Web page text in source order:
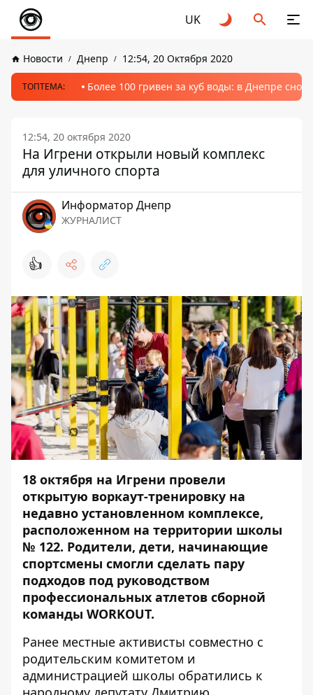
UK
Новости Днепр 12:54, 20 Октября 2020
ТОПТЕМА: Более 100 гривен за куб воды: в Днепре
12:54, 20 октября 2020
На Игрени открыли новый комплекс
для уличного спорта
Информатор Днепр
ЖУРНАЛИСТ
👍
18 октября на Игрени провели
открытую воркаут-тренировку на
недавно установленном комплексе,
расположенном на территории школы
№ 122. Родители, дети, начинающие
спортсмены смогли сделать пару
подходов под руководством
профессиональных атлетов сборной
команды WORKOUT.
Ранее местные активисты совместно с
родительским комитетом и
администрацией школы обратились к